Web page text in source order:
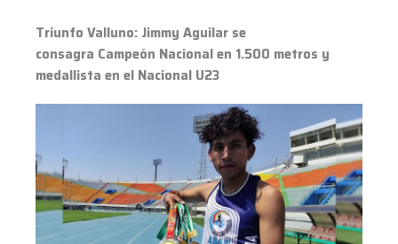
Triunfo Valluno: Jimmy Aguilar se
consagra Campeón Nacional en 1.500 metros y
medallista en el Nacional U23
medallista